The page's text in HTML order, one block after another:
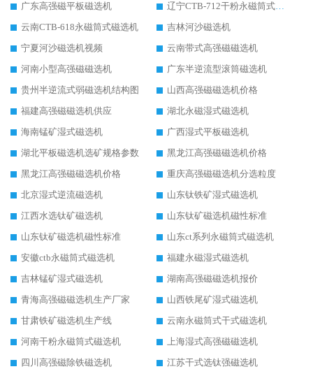
广东高强磁平板磁选机
辽宁CTB-712干粉永磁筒式磁选机
云南CTB-618永磁筒式磁选机
吉林河沙磁选机
宁夏河沙磁选机视频
云南带式高强磁磁选机
河南小型高强磁磁选机
广东半逆流型滚筒磁选机
贵州半逆流式弱磁选机结构图
山西高强磁磁选机价格
福建高强磁磁选机供应
湖北永磁湿式磁选机
海南锰矿湿式磁选机
广西湿式平板磁选机
湖北平板磁选机选矿规格参数
黑龙江高强磁磁选机价格
黑龙江高强磁磁选机价格
重庆高强磁磁选机分选粒度
北京湿式逆流磁选机
山东钛铁矿湿式磁选机
江西水选钛矿磁选机
山东钛矿磁选机磁性标准
山东钛矿磁选机磁性标准
山东ct系列永磁筒式磁选机
安徽ctb永磁筒式磁选机
福建永磁湿式磁选机
吉林锰矿湿式磁选机
湖南高强磁磁选机报价
青海高强磁磁选机生产厂家
山西铁尾矿湿式磁选机
甘肃铁矿磁选机生产线
云南永磁筒式干式磁选机
河南干粉永磁筒式磁选机
上海湿式高强磁磁选机
四川高强磁除铁磁选机
江苏干式选钛强磁选机